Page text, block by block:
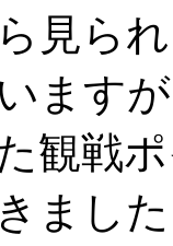
見ら
ます
観戦
まし